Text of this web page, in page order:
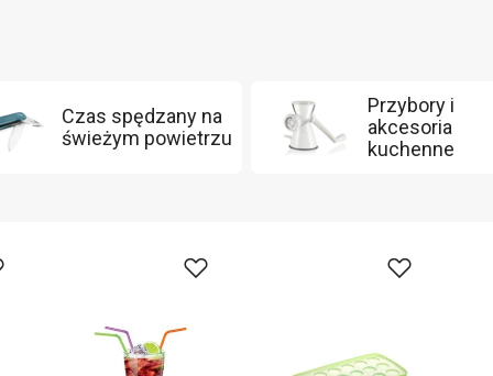
Czas spędzany na
świeżym powietrzu
Przybory i
akcesoria
kuchenne